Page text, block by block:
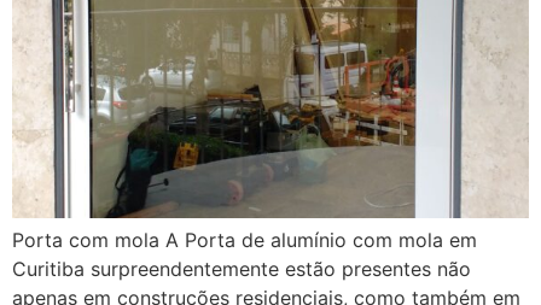
Porta com mola A Porta de alumínio com mola em
Curitiba surpreendentemente estão presentes não
apenas em construções residenciais, como também em